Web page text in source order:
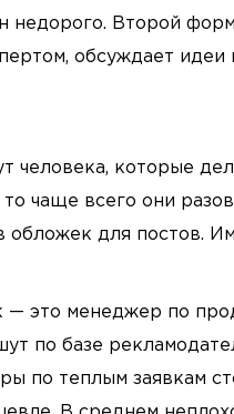
недорого. Второй
обсуждает
человека, которые
чаще всего они
обложек для постов.
это менеджер по
по базе
по теплым заявкам